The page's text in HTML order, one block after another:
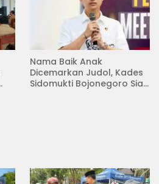
Nama Baik Anak
Dicemarkan Judol, Kades
Sidomukti Bojonegoro Siap